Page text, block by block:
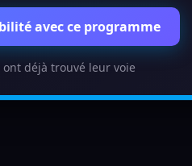
avec ce programme
déjà trouvé leur voie